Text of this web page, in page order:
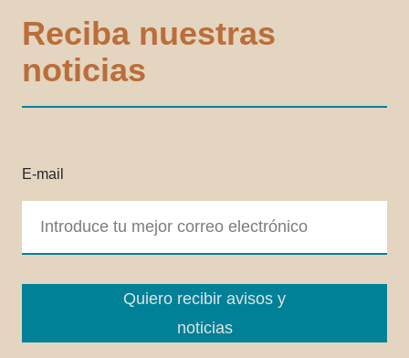
Reciba nuestras
noticias
E-mail
Quiero recibir avisos y
noticias